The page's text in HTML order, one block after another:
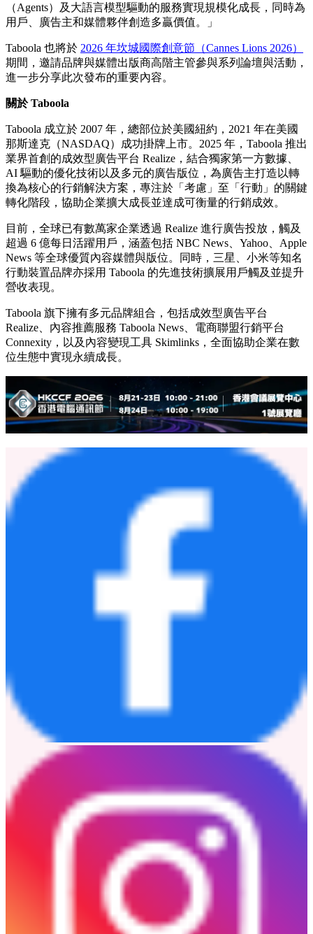
（Agents）及大語言模型驅動的服務實現規模化成長，同時為
用戶、廣告主和媒體夥伴創造多贏價值。」
Taboola 也將於 2026 年坎城國際創意節（Cannes Lions 2026）
期間，邀請品牌與媒體出版商高階主管參與系列論壇與活動，
進一步分享此次發布的重要內容。
關於 Taboola
Taboola 成立於 2007 年，總部位於美國紐約，2021 年在美國
那斯達克（NASDAQ）成功掛牌上市。2025 年，Taboola 推出
業界首創的成效型廣告平台 Realize，結合獨家第一方數據、
AI 驅動的優化技術以及多元的廣告版位，為廣告主打造以轉
換為核心的行銷解決方案，專注於「考慮」至「行動」的關鍵
轉化階段，協助企業擴大成長並達成可衡量的行銷成效。
目前，全球已有數萬家企業透過 Realize 進行廣告投放，觸及
超過 6 億每日活躍用戶，涵蓋包括 NBC News、Yahoo、Apple
News 等全球優質內容媒體與版位。同時，三星、小米等知名
行動裝置品牌亦採用 Taboola 的先進技術擴展用戶觸及並提升
營收表現。
Taboola 旗下擁有多元品牌組合，包括成效型廣告平台
Realize、內容推薦服務 Taboola News、電商聯盟行銷平台
Connexity，以及內容變現工具 Skimlinks，全面協助企業在數
位生態中實現永續成長。